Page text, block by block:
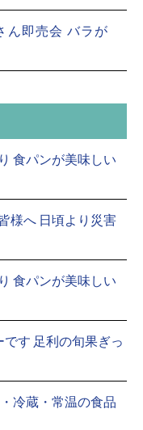
ん即売会 バラが
食パンが美味しい
様へ 日頃より災害
食パンが美味しい
す 足利の旬果ぎっ
冷蔵・常温の食品